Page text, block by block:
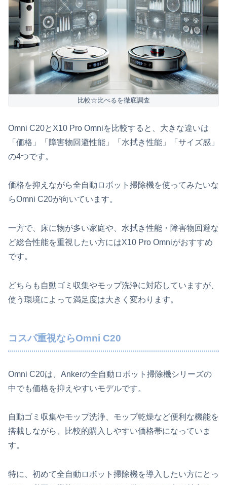
比較☆比べるを徹底調査
Omni C20とX10 Pro Omniを比較すると、大きな違いは
「価格」「障害物回避性能」「水拭き性能」「サイズ感」
の4つです。
価格を抑えながら全自動ロボット掃除機を使ってみたいな
らOmni C20が向いています。
一方で、床に物が多い家庭や、水拭き性能・障害物回避な
ど総合性能を重視したい方にはX10 Pro Omniがおすすめ
です。
どちらも自動ゴミ収集やモップ洗浄に対応していますが、
使う環境によって満足度は大きく変わります。
コスパ重視ならOmni C20
Omni C20は、Ankerの全自動ロボット掃除機シリーズの
中でも価格を抑えやすいモデルです。
自動ゴミ収集やモップ洗浄、モップ乾燥など便利な機能を
搭載しながら、比較的購入しやすい価格帯になっていま
す。
特に、初めて全自動ロボット掃除機を導入したい方にとっ